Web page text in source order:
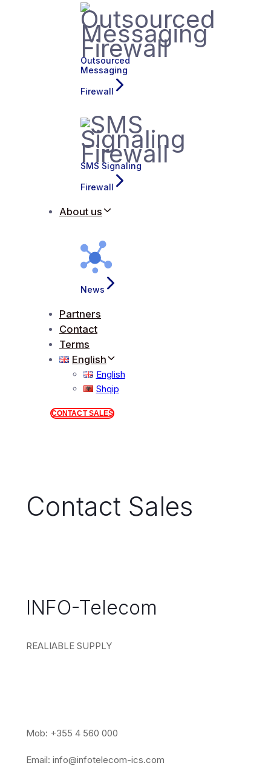
Outsourced
Messaging
Firewall
SMS Signaling
Firewall
About us
News
Partners
Contact
Terms
English
English
Shqip
CONTACT SALES
Contact Sales
INFO-Telecom
REALIABLE SUPPLY
Mob: +355 4 560 000
Email: info@infotelecom-ics.com